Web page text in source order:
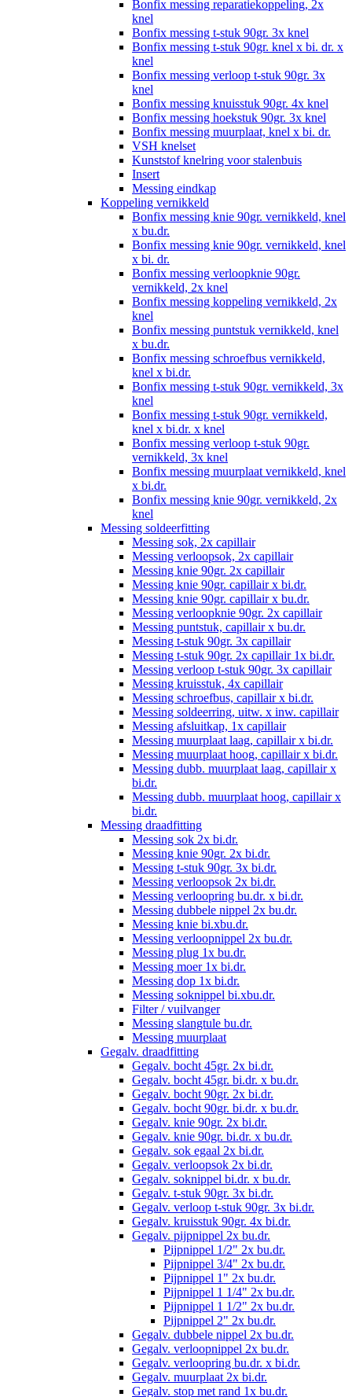
Bonfix messing reparatiekoppeling, 2x
knel
Bonfix messing t-stuk 90gr. 3x knel
Bonfix messing t-stuk 90gr. knel x bi. dr. x
knel
Bonfix messing verloop t-stuk 90gr. 3x
knel
Bonfix messing knuisstuk 90gr. 4x knel
Bonfix messing hoekstuk 90gr. 3x knel
Bonfix messing muurplaat, knel x bi. dr.
VSH knelset
Kunststof knelring voor stalenbuis
Insert
Messing eindkap
Koppeling vernikkeld
Bonfix messing knie 90gr. vernikkeld, knel
x bu.dr.
Bonfix messing knie 90gr. vernikkeld, knel
x bi. dr.
Bonfix messing verloopknie 90gr.
vernikkeld, 2x knel
Bonfix messing koppeling vernikkeld, 2x
knel
Bonfix messing puntstuk vernikkeld, knel
x bu.dr.
Bonfix messing schroefbus vernikkeld,
knel x bi.dr.
Bonfix messing t-stuk 90gr. vernikkeld, 3x
knel
Bonfix messing t-stuk 90gr. vernikkeld,
knel x bi.dr. x knel
Bonfix messing verloop t-stuk 90gr.
vernikkeld, 3x knel
Bonfix messing muurplaat vernikkeld, knel
x bi.dr.
Bonfix messing knie 90gr. vernikkeld, 2x
knel
Messing soldeerfitting
Messing sok, 2x capillair
Messing verloopsok, 2x capillair
Messing knie 90gr. 2x capillair
Messing knie 90gr. capillair x bi.dr.
Messing knie 90gr. capillair x bu.dr.
Messing verloopknie 90gr. 2x capillair
Messing puntstuk, capillair x bu.dr.
Messing t-stuk 90gr. 3x capillair
Messing t-stuk 90gr. 2x capillair 1x bi.dr.
Messing verloop t-stuk 90gr. 3x capillair
Messing kruisstuk, 4x capillair
Messing schroefbus, capillair x bi.dr.
Messing soldeerring, uitw. x inw. capillair
Messing afsluitkap, 1x capillair
Messing muurplaat laag, capillair x bi.dr.
Messing muurplaat hoog, capillair x bi.dr.
Messing dubb. muurplaat laag, capillair x
bi.dr.
Messing dubb. muurplaat hoog, capillair x
bi.dr.
Messing draadfitting
Messing sok 2x bi.dr.
Messing knie 90gr. 2x bi.dr.
Messing t-stuk 90gr. 3x bi.dr.
Messing verloopsok 2x bi.dr.
Messing verloopring bu.dr. x bi.dr.
Messing dubbele nippel 2x bu.dr.
Messing knie bi.xbu.dr.
Messing verloopnippel 2x bu.dr.
Messing plug 1x bu.dr.
Messing moer 1x bi.dr.
Messing dop 1x bi.dr.
Messing soknippel bi.xbu.dr.
Filter / vuilvanger
Messing slangtule bu.dr.
Messing muurplaat
Gegalv. draadfitting
Gegalv. bocht 45gr. 2x bi.dr.
Gegalv. bocht 45gr. bi.dr. x bu.dr.
Gegalv. bocht 90gr. 2x bi.dr.
Gegalv. bocht 90gr. bi.dr. x bu.dr.
Gegalv. knie 90gr. 2x bi.dr.
Gegalv. knie 90gr. bi.dr. x bu.dr.
Gegalv. sok egaal 2x bi.dr.
Gegalv. verloopsok 2x bi.dr.
Gegalv. soknippel bi.dr. x bu.dr.
Gegalv. t-stuk 90gr. 3x bi.dr.
Gegalv. verloop t-stuk 90gr. 3x bi.dr.
Gegalv. kruisstuk 90gr. 4x bi.dr.
Gegalv. pijpnippel 2x bu.dr.
Pijpnippel 1/2" 2x bu.dr.
Pijpnippel 3/4" 2x bu.dr.
Pijpnippel 1" 2x bu.dr.
Pijpnippel 1 1/4" 2x bu.dr.
Pijpnippel 1 1/2" 2x bu.dr.
Pijpnippel 2" 2x bu.dr.
Gegalv. dubbele nippel 2x bu.dr.
Gegalv. verloopnippel 2x bu.dr.
Gegalv. verloopring bu.dr. x bi.dr.
Gegalv. muurplaat 2x bi.dr.
Gegalv. stop met rand 1x bu.dr.